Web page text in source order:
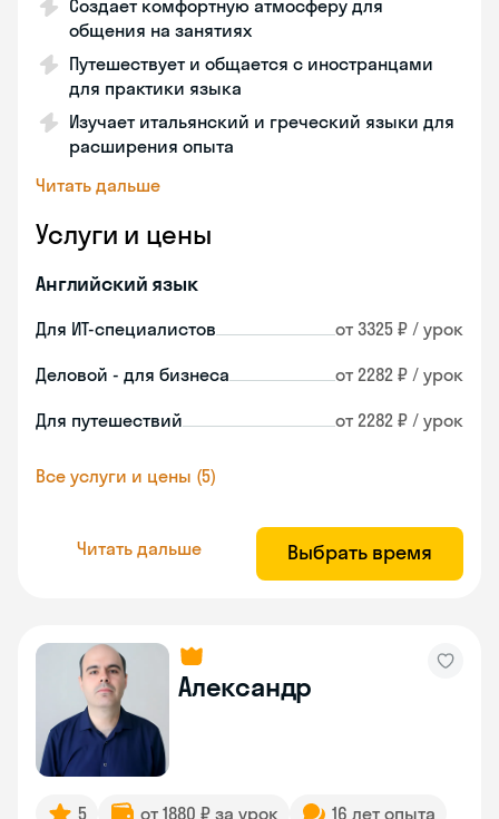
Создает комфортную атмосферу для
общения на занятиях
Путешествует и общается с иностранцами
для практики языка
Изучает итальянский и греческий языки для
расширения опыта
Читать дальше
Услуги и цены
Английский язык
Для ИТ-специалистов от 3325 ₽ / урок
Деловой - для бизнеса от 2282 ₽ / урок
Для путешествий от 2282 ₽ / урок
Все услуги и цены (5)
Читать дальше Выбрать время
Александр
5 от 1880 ₽ за урок
16 лет опыта